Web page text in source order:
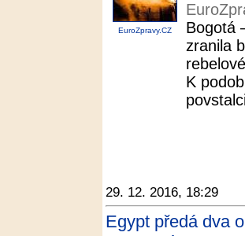
EuroZpravy.CZ
Bogotá
zranila
K
29. 12. 2016, 18:29
Egypt předá dva